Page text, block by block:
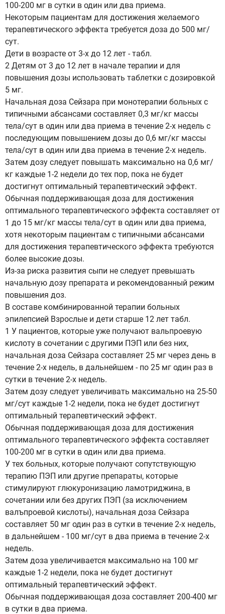
100-200 мг в сутки в один или два приема.
Некоторым пациентам для достижения желаемого
терапевтического эффекта требуется доза до 500 мг/
сут.
Дети в возрасте от 3-х до 12 лет - табл.
2 Детям от 3 до 12 лет в начале терапии и для
повышения дозы использовать таблетки с дозировкой
5 мг.
Начальная доза Сейзара при монотерапии больных с
типичными абсансами составляет 0,3 мг/кг массы
тела/сут в один или два приема в течение 2-х недель с
последующим повышением дозы до 0,6 мг/кг массы
тела/сут в один или два приема в течение 2-х недель.
Затем дозу следует повышать максимально на 0,6 мг/
кг каждые 1-2 недели до тех пор, пока не будет
достигнут оптимальный терапевтический эффект.
Обычная поддерживающая доза для достижения
оптимального терапевтического эффекта составляет от
1 до 15 мг/кг массы тела/сут в один или два приема,
хотя некоторым пациентам с типичными абсансами
для достижения терапевтического эффекта требуются
более высокие дозы.
Из-за риска развития сыпи не следует превышать
начальную дозу препарата и рекомендованный режим
повышения доз.
В составе комбинированной терапии больных
эпилепсией Взрослые и дети старше 12 лет табл.
1 У пациентов, которые уже получают вальпроевую
кислоту в сочетании с другими ПЭП или без них,
начальная доза Сейзара составляет 25 мг через день в
течение 2-х недель, в дальнейшем - по 25 мг один раз в
сутки в течение 2-х недель.
Затем дозу следует увеличивать максимально на 25-50
мг/сут каждые 1-2 недели, пока не будет достигнут
оптимальный терапевтический эффект.
Обычная поддерживающая доза для достижения
оптимального терапевтического эффекта составляет
100-200 мг в сутки в один или два приема.
У тех больных, которые получают сопутствующую
терапию ПЭП или другие препараты, которые
стимулируют глюкуронизацию ламотриджина, в
сочетании или без других ПЭП (за исключением
валъпроевой кислоты), начальная доза Сейзара
составляет 50 мг один раз в сутки в течение 2-х недель,
в дальнейшем - 100 мг/сут в два приема в течение 2-х
недель.
Затем доза увеличивается максимально на 100 мг
каждые 1-2 недели, пока не будет достигнут
оптимальный терапевтический эффект.
Обычная поддерживающая доза составляет 200-400 мг
в сутки в два приема.